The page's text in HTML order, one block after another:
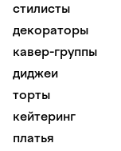
стилисты
декораторы
кавер-группы
диджеи
торты
кейтеринг
платья